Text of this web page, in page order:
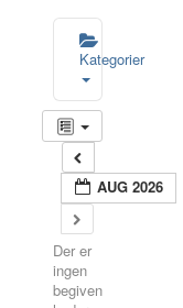
Kategorier
AUG 2026
Der er
ingen
begiven